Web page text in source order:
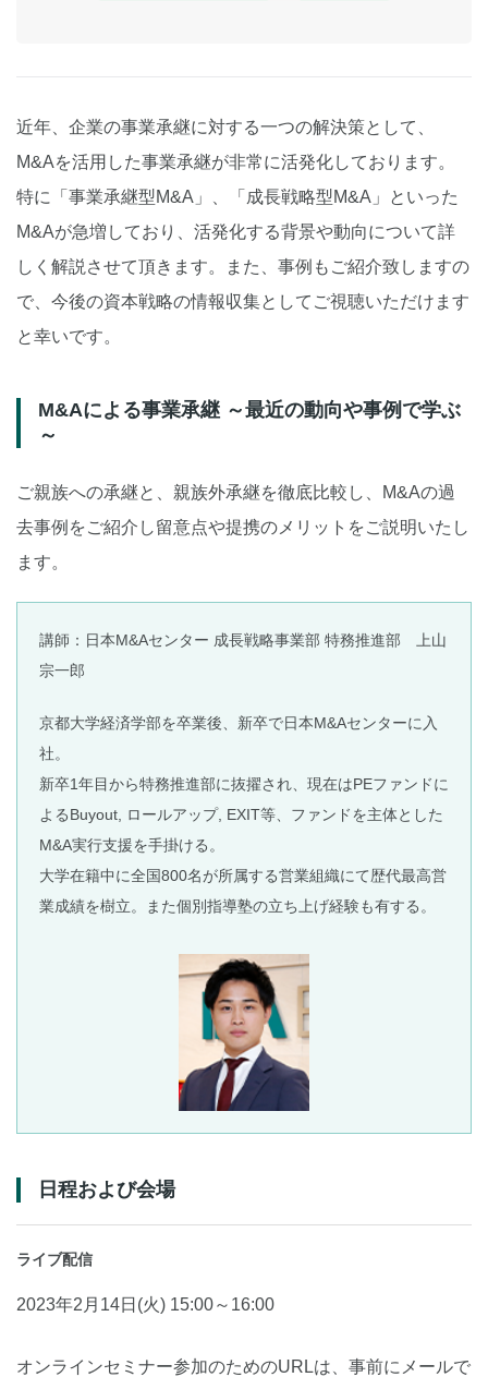
近年、企業の事業承継に対する一つの解決策として、
M&Aを活用した事業承継が非常に活発化しております。
特に「事業承継型M&A」、「成長戦略型M&A」といった
M&Aが急増しており、活発化する背景や動向について詳
しく解説させて頂きます。また、事例もご紹介致しますの
で、今後の資本戦略の情報収集としてご視聴いただけます
と幸いです。
M&Aによる事業承継 ～最近の動向や事例で学ぶ
～
ご親族への承継と、親族外承継を徹底比較し、M&Aの過
去事例をご紹介し留意点や提携のメリットをご説明いたし
ます。
講師：日本M&Aセンター 成長戦略事業部 特務推進部 上山
宗一郎
京都大学経済学部を卒業後、新卒で日本M&Aセンターに入
社。
新卒1年目から特務推進部に抜擢され、現在はPEファンドに
よるBuyout, ロールアップ, EXIT等、ファンドを主体とした
M&A実行支援を手掛ける。
大学在籍中に全国800名が所属する営業組織にて歴代最高営
業成績を樹立。また個別指導塾の立ち上げ経験も有する。
日程および会場
ライブ配信
2023年2月14日(火) 15:00～16:00
オンラインセミナー参加のためのURLは、事前にメールで